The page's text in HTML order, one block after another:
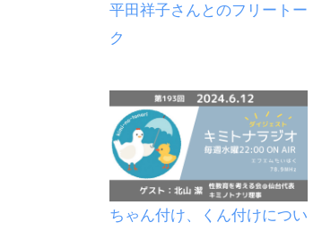
平田祥子さんとのフリートー
ク
ちゃん付け、くん付けについ